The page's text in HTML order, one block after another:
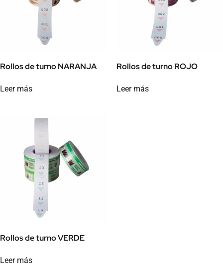
Rollos de turno NARANJA
Leer más
Rollos de turno ROJO
Leer más
Rollos de turno VERDE
Leer más